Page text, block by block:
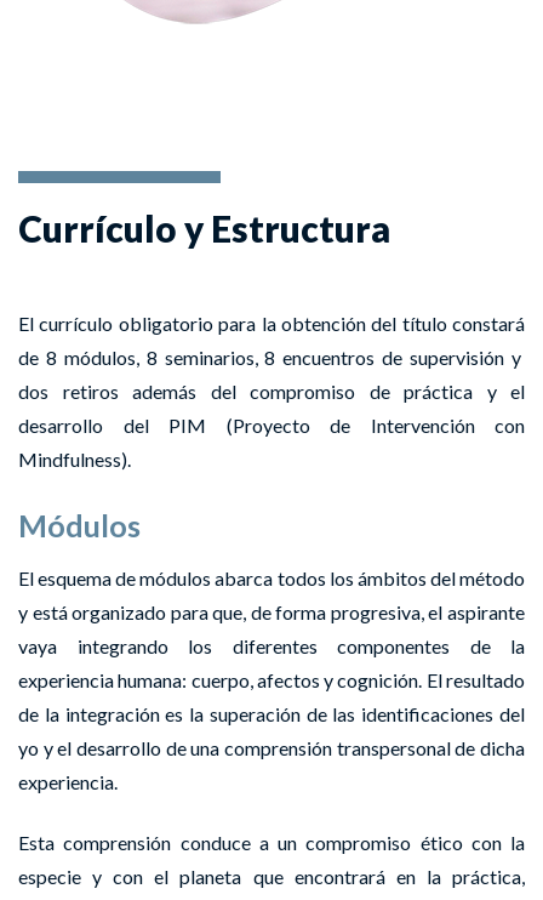
Currículo y Estructura
El currículo obligatorio para la obtención del título constará
de 8 módulos, 8 seminarios, 8 encuentros de supervisión y
dos retiros además del compromiso de práctica y el
desarrollo del PIM (Proyecto de Intervención con
Mindfulness).
Módulos
El esquema de módulos abarca todos los ámbitos del método
y está organizado para que, de forma progresiva, el aspirante
vaya integrando los diferentes componentes de la
experiencia humana: cuerpo, afectos y cognición. El resultado
de la integración es la superación de las identificaciones del
yo y el desarrollo de una comprensión transpersonal de dicha
experiencia.
Esta comprensión conduce a un compromiso ético con la
especie y con el planeta que encontrará en la práctica,